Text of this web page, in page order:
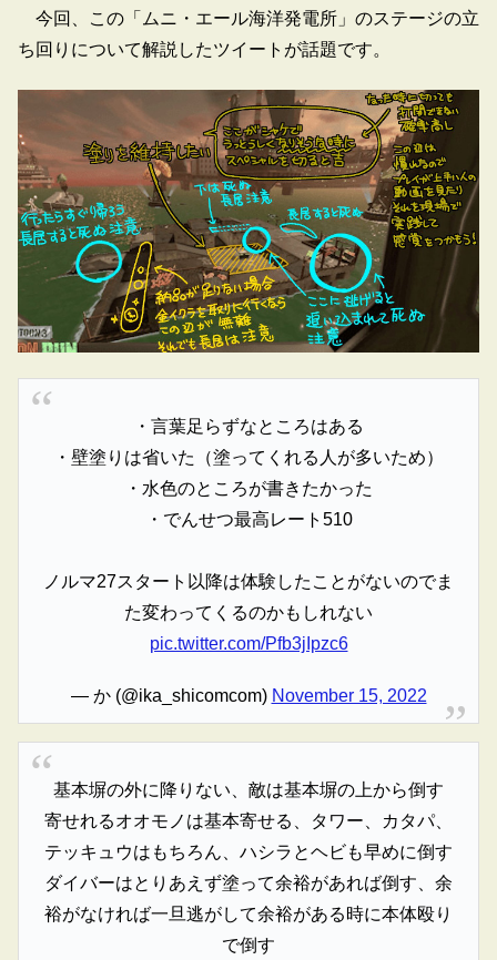
今回、この「ムニ・エール海洋発電所」のステージの立
ち回りについて解説したツイートが話題です。
・言葉足らずなところはある
・壁塗りは省いた（塗ってくれる人が多いため）
・水色のところが書きたかった
・でんせつ最高レート510
ノルマ27スタート以降は体験したことがないのでま
た変わってくるのかもしれない
pic.twitter.com/Pfb3jIpzc6
— か (@ika_shicomcom) November 15, 2022
基本塀の外に降りない、敵は基本塀の上から倒す
寄せれるオオモノは基本寄せる、タワー、カタパ、
テッキュウはもちろん、ハシラとヘビも早めに倒す
ダイバーはとりあえず塗って余裕があれば倒す、余
裕がなければ一旦逃がして余裕がある時に本体殴り
で倒す